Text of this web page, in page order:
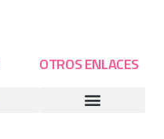
OTROS ENLACES